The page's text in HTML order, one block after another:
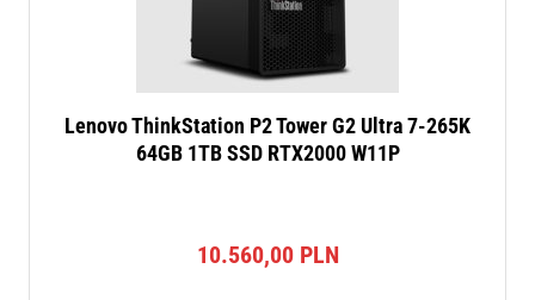
Lenovo ThinkStation P2 Tower G2 Ultra 7-265K
64GB 1TB SSD RTX2000 W11P
10.560,00 PLN